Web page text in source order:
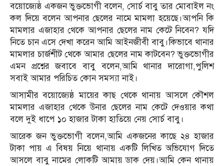
বয়োজ্যেষ্ঠ একজন ভুক্তভোগী বলেন, সোর্চ বাবু তার মোবাইল নং
কল দিয়ে বলেন আপনার ছেলের নামে মামলা হয়েছে।আপনি কি
মামলার এজাহার থেকে আপনার ছেলের নাম কেটে নিবেন? যদি
নিতে চান এসে দেখা করেন আমি আইনজীবী বাবু।কিভাবে থানার
মামলার চার্জশীট থেকে আমার ছেলের নাম কাটবেন? ভুক্তভোগীর
এমন প্রশ্নের জবাবে বাবু বলেন,আমি থানার দারোগা,পুলিশ
সবাই আমার পরিচিত কোন সমস্যা নাই।
আসামীর বয়োজ্যেষ্ঠ মায়ের কাছ থেকে থানায় আসলে কৌশল
মামলার এজাহার থেকে উনার ছেলের নাম কেটে দেওয়ার কথা
বলে দুই ধাপে ১০ হাজার টাকা হাতিয়ে নেয় সোর্চ বাবু।
আরেক জন ভুক্তভোগী বলেন,আমি একজনের কাছে ২৪ হাজার
টাকা পায় এ বিষয় নিয়ে থানায় একটি লিখিত অভিযোগ দিতে
আসলে বাবু নামের লোকটি আমায় ডাক দেয়।আমি কেন থানায়